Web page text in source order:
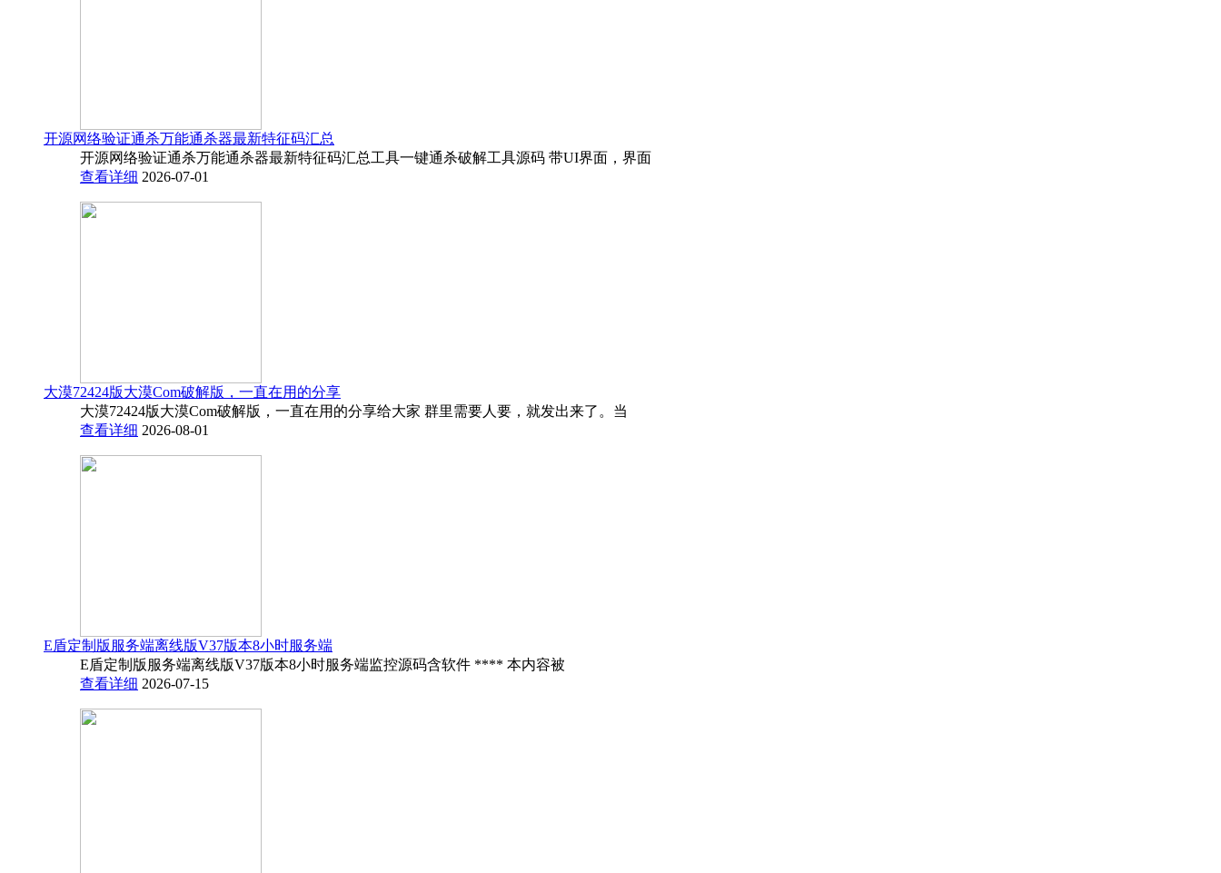
开源网络验证通杀万能通杀器最新特征码汇总
开源网络验证通杀万能通杀器最新特征码汇总工具一键通杀破解工具源码 带UI界面，界面
查看详细 2026-07-01
大漠72424版大漠Com破解版，一直在用的分享
大漠72424版大漠Com破解版，一直在用的分享给大家 群里需要人要，就发出来了。当
查看详细 2026-08-01
E盾定制版服务端离线版V37版本8小时服务端
E盾定制版服务端离线版V37版本8小时服务端监控源码含软件 **** 本内容被
查看详细 2026-07-15